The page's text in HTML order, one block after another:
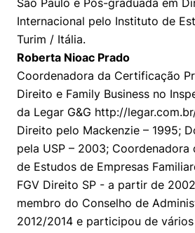
São Paulo e Pós-graduada em
Internacional pelo Instituto de
Turim / Itália.
Roberta Nioac Prado
Coordenadora da Certificação
Direito e Family Business no
da Legar G&G http://
Direito pelo Mackenzie – 1995;
pela USP – 2003; Coordenadora
de Estudos de Empresas
FGV Direito SP - a partir de
membro do Conselho de
2012/2014 e participou de
Cookies